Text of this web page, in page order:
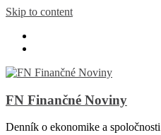
Skip to content
FN Finančné Noviny
Denník o ekonomike a spoločnosti